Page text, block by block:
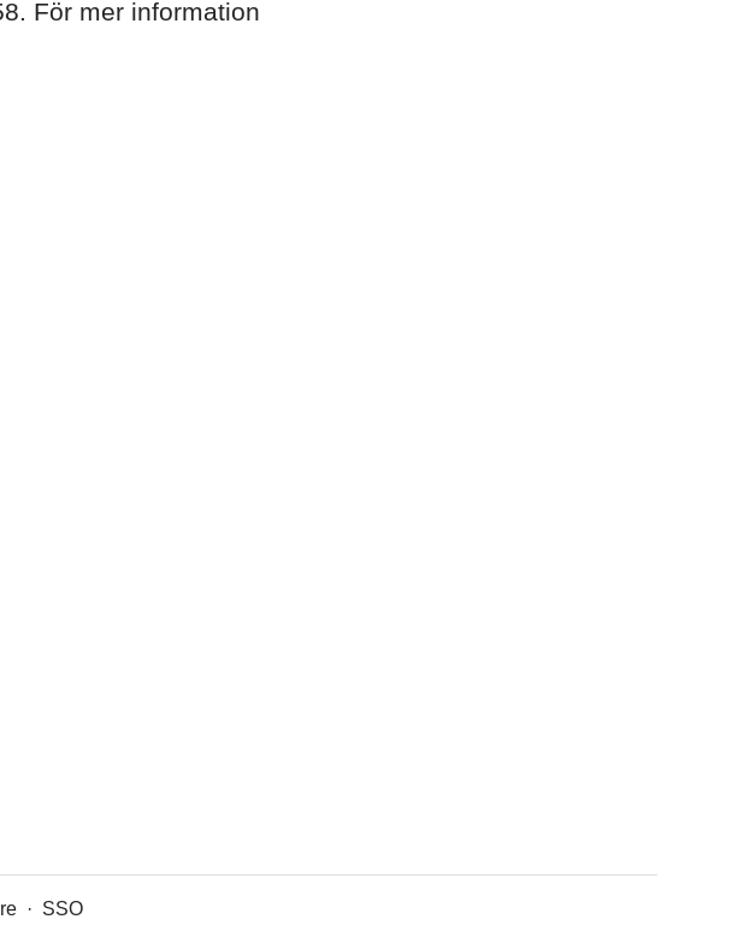
För mer information
· SSO